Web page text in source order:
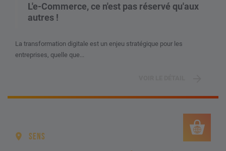
L'e-Commerce, ce n'est pas réservé qu'aux
autres !
La transformation digitale est un enjeu stratégique pour les
entreprises, quelle que...
SENS